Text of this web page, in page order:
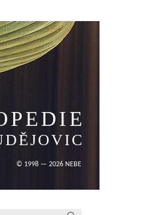
© 1998 — 2026 NEBE